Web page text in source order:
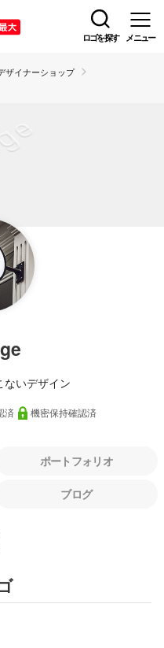
ロゴを探す メニュー
ザイナーショップ
ないデザイン
済 機密保持確認済
ポートフォリオ
ブログ